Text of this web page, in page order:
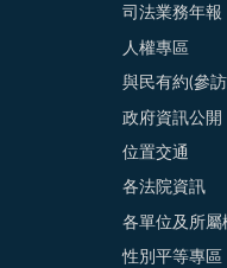
司法業務年報
人權專區
與民有約(參
政府資訊公開
位置交通
各法院資訊
各單位及所屬
性別平等專區